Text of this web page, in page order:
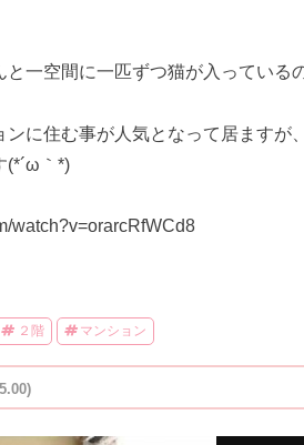
と一空間に一匹ずつ猫が入っている
ンに住む事が人気となって居ますが
(*´ω｀*)
watch?v=orarcRfWCd8
２階 マンション
5.00)